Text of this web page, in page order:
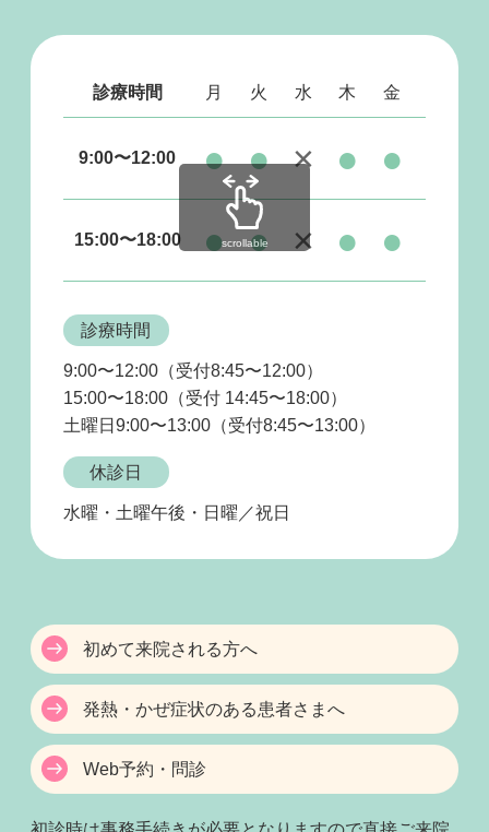
診療時間 月 火 水 木 金
9:00〜12:00 ● ● × ● ●
15:00〜18:00 ● ● × ● ●
scrollable
診療時間
9:00〜12:00（受付8:45〜12:00）
15:00〜18:00（受付 14:45〜18:00）
土曜日9:00〜13:00（受付8:45〜13:00）
休診日
水曜・土曜午後・日曜／祝日
初めて来院される方へ
発熱・かぜ症状のある患者さまへ
Web予約・問診